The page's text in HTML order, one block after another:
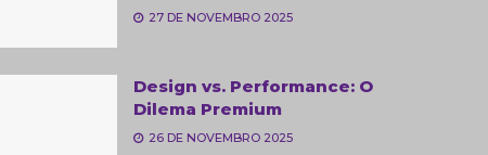
27 DE NOVEMBRO 2025
Design vs. Performance: O
Dilema Premium
26 DE NOVEMBRO 2025